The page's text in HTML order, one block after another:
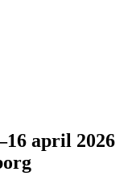
april 2026